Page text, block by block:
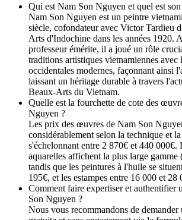
Qui est Nam Son Nguyen et quel est
Nam Son Nguyen est un peintre
siècle, cofondateur avec Victor Tardieu
Arts d'Indochine dans les années 1920.
professeur émérite, il a joué un rôle
traditions artistiques vietnamiennes avec
occidentales modernes, façonnant ainsi
laissant un héritage durable à travers
Beaux-Arts du Vietnam.
Quelle est la fourchette de cote des
Nguyen ?
Les prix des œuvres de Nam Son
considérablement selon la technique et
s'échelonnant entre 2 870€ et 440 000€.
aquarelles affichent la plus large gamme
tandis que les peintures à l'huile se
195€, et les estampes entre 16 000 et 28
Comment faire expertiser et authentifier
Son Nguyen ?
Nous vous recommandons de demander